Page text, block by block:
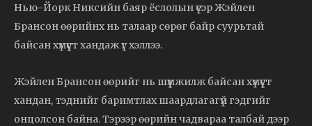
Нью-Йорк Никсийн баяр ёслолын үеэр Жэйлен
Брансон өөрийнх нь талаар сөрөг байр суурьтай
байсан хүмүүст хандаж үг хэллээ.
Жэйлен Брансон өөрийг нь шүүмжилж байсан хүмүүст
хандан, тэднийг баримтлах шаардлагагүй гэдгийг
онцолсон байна. Тэрээр өөрийн чадвараа талбай дээр